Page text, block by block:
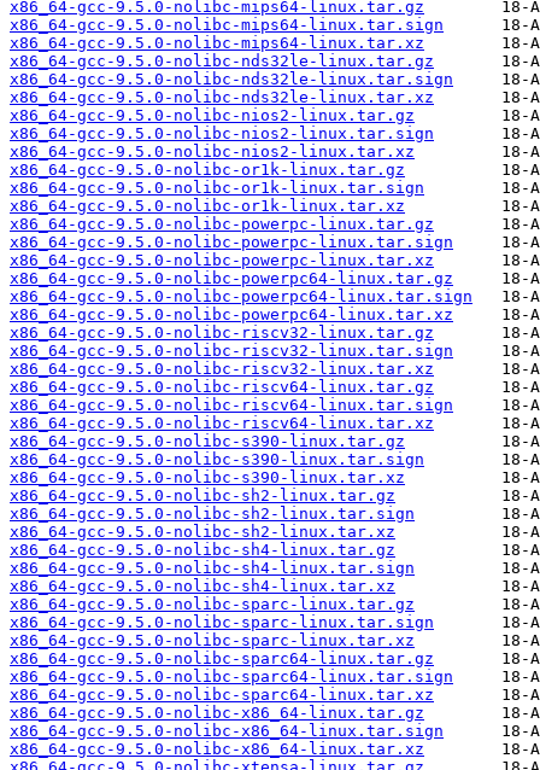
x86_64-gcc-9.5.0-nolibc-mips64-linux.tar.gz
x86_64-gcc-9.5.0-nolibc-mips64-linux.tar.sign
x86_64-gcc-9.5.0-nolibc-mips64-linux.tar.xz
x86_64-gcc-9.5.0-nolibc-nds32le-linux.tar.gz
x86_64-gcc-9.5.0-nolibc-nds32le-linux.tar.sign
x86_64-gcc-9.5.0-nolibc-nds32le-linux.tar.xz
x86_64-gcc-9.5.0-nolibc-nios2-linux.tar.gz
x86_64-gcc-9.5.0-nolibc-nios2-linux.tar.sign
x86_64-gcc-9.5.0-nolibc-nios2-linux.tar.xz
x86_64-gcc-9.5.0-nolibc-or1k-linux.tar.gz
x86_64-gcc-9.5.0-nolibc-or1k-linux.tar.sign
x86_64-gcc-9.5.0-nolibc-or1k-linux.tar.xz
x86_64-gcc-9.5.0-nolibc-powerpc-linux.tar.gz
x86_64-gcc-9.5.0-nolibc-powerpc-linux.tar.sign
x86_64-gcc-9.5.0-nolibc-powerpc-linux.tar.xz
x86_64-gcc-9.5.0-nolibc-powerpc64-linux.tar.gz
x86_64-gcc-9.5.0-nolibc-powerpc64-linux.tar.sign
x86_64-gcc-9.5.0-nolibc-powerpc64-linux.tar.xz
x86_64-gcc-9.5.0-nolibc-riscv32-linux.tar.gz
x86_64-gcc-9.5.0-nolibc-riscv32-linux.tar.sign
x86_64-gcc-9.5.0-nolibc-riscv32-linux.tar.xz
x86_64-gcc-9.5.0-nolibc-riscv64-linux.tar.gz
x86_64-gcc-9.5.0-nolibc-riscv64-linux.tar.sign
x86_64-gcc-9.5.0-nolibc-riscv64-linux.tar.xz
x86_64-gcc-9.5.0-nolibc-s390-linux.tar.gz
x86_64-gcc-9.5.0-nolibc-s390-linux.tar.sign
x86_64-gcc-9.5.0-nolibc-s390-linux.tar.xz
x86_64-gcc-9.5.0-nolibc-sh2-linux.tar.gz
x86_64-gcc-9.5.0-nolibc-sh2-linux.tar.sign
x86_64-gcc-9.5.0-nolibc-sh2-linux.tar.xz
x86_64-gcc-9.5.0-nolibc-sh4-linux.tar.gz
x86_64-gcc-9.5.0-nolibc-sh4-linux.tar.sign
x86_64-gcc-9.5.0-nolibc-sh4-linux.tar.xz
x86_64-gcc-9.5.0-nolibc-sparc-linux.tar.gz
x86_64-gcc-9.5.0-nolibc-sparc-linux.tar.sign
x86_64-gcc-9.5.0-nolibc-sparc-linux.tar.xz
x86_64-gcc-9.5.0-nolibc-sparc64-linux.tar.gz
x86_64-gcc-9.5.0-nolibc-sparc64-linux.tar.sign
x86_64-gcc-9.5.0-nolibc-sparc64-linux.tar.xz
x86_64-gcc-9.5.0-nolibc-x86_64-linux.tar.gz
x86_64-gcc-9.5.0-nolibc-x86_64-linux.tar.sign
x86_64-gcc-9.5.0-nolibc-x86_64-linux.tar.xz